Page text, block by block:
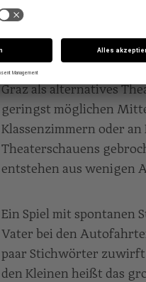
Man muss den Künstler
Bühnen hinweg,
solche.
Graz als alternatives
geringst möglichen
Klassenzimmern oder
Theaterschauens
entstehen aus wenigen
Ein Spiel mit spontanen
Vater bei den
paar Stichwörter
den Kleinen heißt das